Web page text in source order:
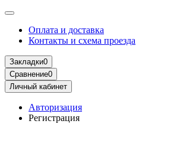
Оплата и доставка
Контакты и схема проезда
Закладки0
Сравнение0
Личный кабинет
Авторизация
Регистрация